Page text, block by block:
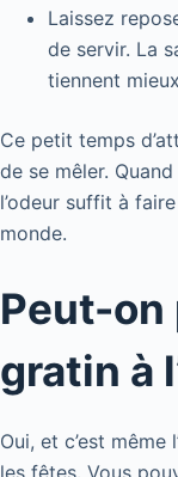
Laissez
de servir. La
tiennent
Ce petit temps
de se mêler.
l’odeur suffit à
monde.
Peut-on
gratin à
Oui, et c’est